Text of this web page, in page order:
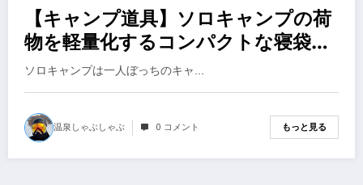
【キャンプ道具】ソロキャンプの荷
物を軽量化するコンパクトな寝袋を
買ってみました
ソロキャンプは一人ぼっちのキャ…
温泉しゃぶしゃぶ 0 コメント もっと見る